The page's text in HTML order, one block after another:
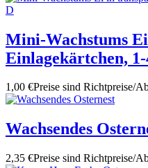
Mini-Wachstums
Einlagekärtchen,
1,00 €Preise sind Richtpreise/
Wachsendes
2,35 €Preise sind Richtpreise/